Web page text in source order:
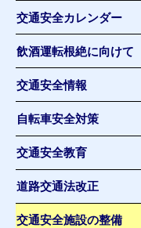
交通安全カレンダー
飲酒運転根絶に向けて
交通安全情報
自転車安全対策
交通安全教育
道路交通法改正
交通安全施設の整備